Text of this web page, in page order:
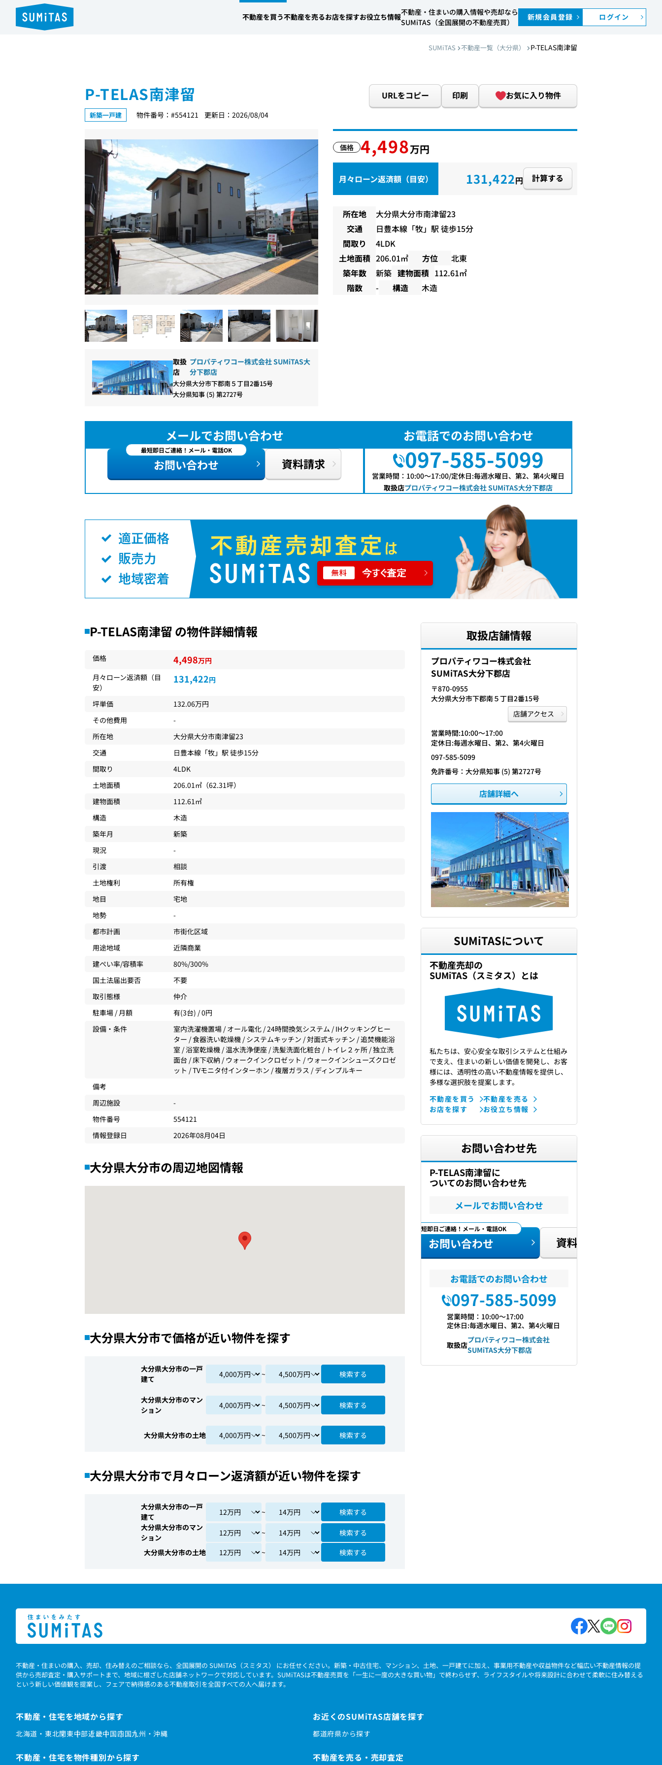
不動産を買う不動産を売るお店を探すお役立ち情報
不動産・住まいの購入情報や売却なら
SUMiTAS（全国展開の不動産売買）
新規会員登録 ログイン
SUMiTAS 不動産一覧（大分県） P-TELAS南津留
P-TELAS南津留
新築一戸建 物件番号：#554121 更新日：2026/08/04
URLをコピー 印刷 お気に入り物件
取扱
店
プロパティワコー株式会社 SUMiTAS大
分下郡店
大分県大分市下郡南５丁目2番15号
大分県知事 (5) 第2727号
価格 4,498万円
月々ローン返済額（目安） 131,422円 計算する
所在地
大分県大分市南津留23
交通
日豊本線 「牧」駅 徒歩15分
間取り
4LDK
土地面積 206.01㎡ 方位
北東
築年数
新築 建物面積 112.61㎡
階数
- 構造 木造
メールでお問い合わせ
最短即日ご連絡！メール・電話OK
お問い合わせ 資料請求
お電話でのお問い合わせ
097-585-5099
営業時間：10:00〜17:00/定休日:毎週水曜日、第2、第4火曜日
取扱店プロパティワコー株式会社 SUMiTAS大分下郡店
P-TELAS南津留 の物件詳細情報
価格 4,498万円
月々ローン返済額（目
安）
131,422円
坪単価
132.06万円
その他費用
-
所在地
大分県大分市南津留23
交通
日豊本線 「牧」駅 徒歩15分
間取り
4LDK
土地面積
206.01㎡（62.31坪）
建物面積
112.61㎡
構造
木造
築年月
新築
現況
-
引渡
相談
土地権利
所有権
地目
宅地
地勢
-
都市計画
市街化区域
用途地域
近隣商業
建ぺい率/容積率
80%/300%
国土法届出要否
不要
取引態様
仲介
駐車場 / 月額
有(3台) / 0円
設備・条件
室内洗濯機置場 / オール電化 / 24時間換気システム / IHクッキングヒー
ター / 食器洗い乾燥機 / システムキッチン / 対面式キッチン / 追焚機能浴
室 / 浴室乾燥機 / 温水洗浄便座 / 洗髪洗面化粧台 / トイレ２ヶ所 / 独立洗
面台 / 床下収納 / ウォークインクロゼット / ウォークインシューズクロゼ
ット / TVモニタ付インターホン / 複層ガラス / ディンプルキー
備考
周辺施設
-
物件番号
554121
情報登録日
2026年08月04日
大分県大分市の周辺地図情報
大分県大分市で価格が近い物件を探す
大分県大分市の一戸
建て
~ 検索する
大分県大分市のマン
ション
~ 検索する
大分県大分市の土地 ~ 検索する
大分県大分市で月々ローン返済額が近い物件を探す
大分県大分市の一戸
建て
~
検索する
大分県大分市のマン
ション
~
検索する
大分県大分市の土地
~ 検索する
取扱店舗情報
プロパティワコー株式会社
SUMiTAS大分下郡店
〒870-0955
大分県大分市下郡南５丁目2番15号
店舗アクセス
営業時間:10:00〜17:00
定休日:毎週水曜日、第2、第4火曜日
097-585-5099
免許番号：大分県知事 (5) 第2727号
店舗詳細へ
SUMiTASについて
不動産売却の
SUMiTAS（スミタス）とは
私たちは、安心安全な取引システムと仕組み
で支え、住まいの新しい価値を開発し、お客
様には、透明性の高い不動産情報を提供し、
多様な選択肢を提案します。
不動産を買う
不動産を売る
お店を探す
お役立ち情報
お問い合わせ先
P-TELAS南津留に
ついてのお問い合わせ先
メールでお問い合わせ
最短即日ご連絡！メール・電話OK
お問い合わせ 資料請求
お電話でのお問い合わせ
097-585-5099
営業時間：10:00〜17:00
定休日:毎週水曜日、第2、第4火曜日
取扱店
プロパティワコー株式会社
SUMiTAS大分下郡店
不動産・住まいの購入、売却、住み替えのご相談なら、全国展開の SUMiTAS（スミタス） にお任せください。新築・中古住宅、マンション、土地、一戸建てに加え、事業用不動産や収益物件など幅広い不動産情報の提
供から売却査定・購入サポートまで、地域に根ざした店舗ネットワークで対応しています。SUMiTASは不動産売買を「一生に一度の大きな買い物」で終わらせず、ライフスタイルや将来設計に合わせて柔軟に住み替える
という新しい価値観を提案し、フェアで納得感のある不動産取引を全国すべての人へ届けます。
不動産・住宅を地域から探す
北海道・東北関東中部近畿中国四国九州・沖縄
お近くのSUMiTAS店舗を探す
都道府県から探す
不動産・住宅を物件種別から探す 不動産を売る・売却査定